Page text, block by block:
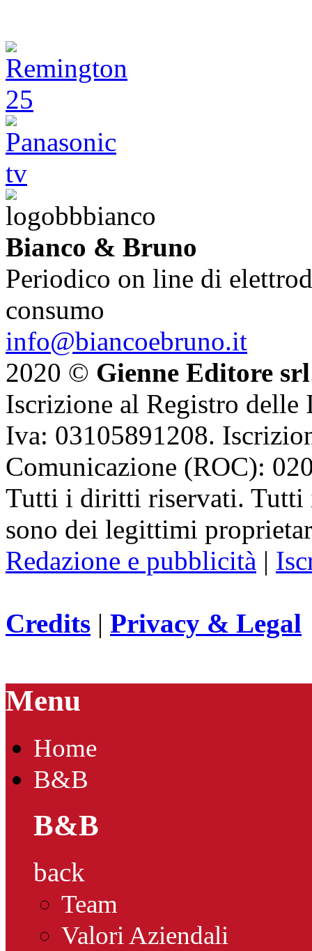
Bianco & Bruno
Periodico on line di
consumo
info@biancoebruno.it
2020 © Gienne Editore srl
Iscrizione al Registro delle
Iva: 03105891208.
Comunicazione (ROC):
Tutti i diritti riservati. Tutti
sono dei legittimi
Redazione e pubblicità |
Credits | Privacy & Legal
Menu
Home
B&B
B&B
back
Team
Valori Aziendali